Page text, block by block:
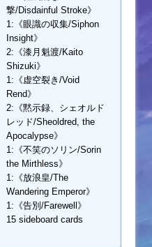
撃/Disdainful Stroke》
1:《眼識の収集/Siphon
Insight》
2:《漆月魁渡/Kaito
Shizuki》
1:《虚空裂き/Void
Rend》
2:《黙示録、シェオルド
レッド/Sheoldred, the
Apocalypse》
1:《不笑のソリン/Sorin
the Mirthless》
1:《放浪皇/The
Wandering Emperor》
1:《告別/Farewell》
15 sideboard cards